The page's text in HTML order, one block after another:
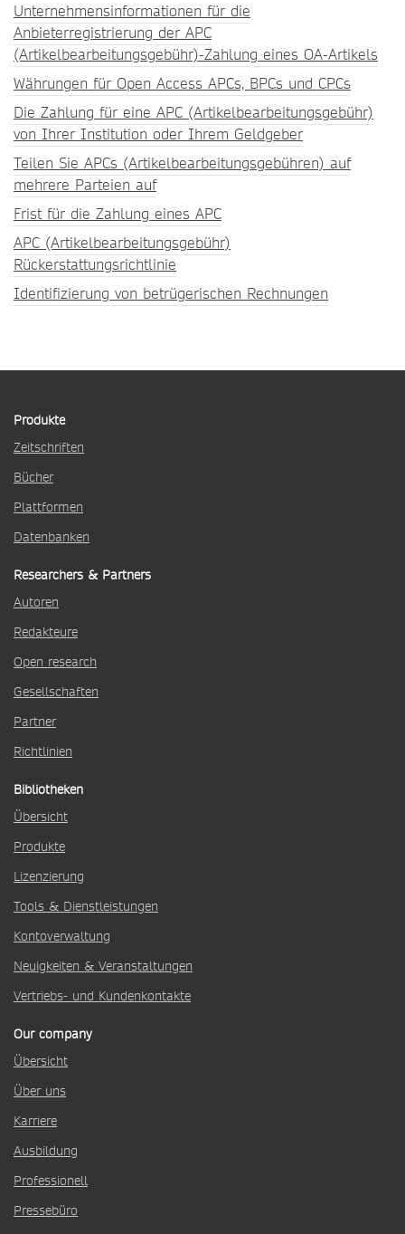
Unternehmensinformationen für die
Anbieterregistrierung der APC
(Artikelbearbeitungsgebühr)-Zahlung eines OA-Artikels
Währungen für Open Access APCs, BPCs und CPCs
Die Zahlung für eine APC (Artikelbearbeitungsgebühr)
von Ihrer Institution oder Ihrem Geldgeber
Teilen Sie APCs (Artikelbearbeitungsgebühren) auf
mehrere Parteien auf
Frist für die Zahlung eines APC
APC (Artikelbearbeitungsgebühr)
Rückerstattungsrichtlinie
Identifizierung von betrügerischen Rechnungen
Produkte
Zeitschriften
Bücher
Plattformen
Datenbanken
Researchers & Partners
Autoren
Redakteure
Open research
Gesellschaften
Partner
Richtlinien
Bibliotheken
Übersicht
Produkte
Lizenzierung
Tools & Dienstleistungen
Kontoverwaltung
Neuigkeiten & Veranstaltungen
Vertriebs- und Kundenkontakte
Our company
Übersicht
Über uns
Karriere
Ausbildung
Professionell
Pressebüro